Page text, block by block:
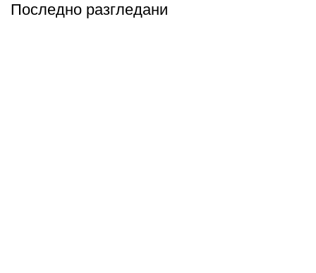
Последно разгледани